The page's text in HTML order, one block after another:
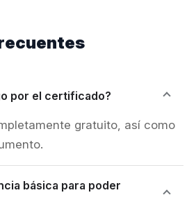
por el certificado?
gratuito, así como
básica para poder